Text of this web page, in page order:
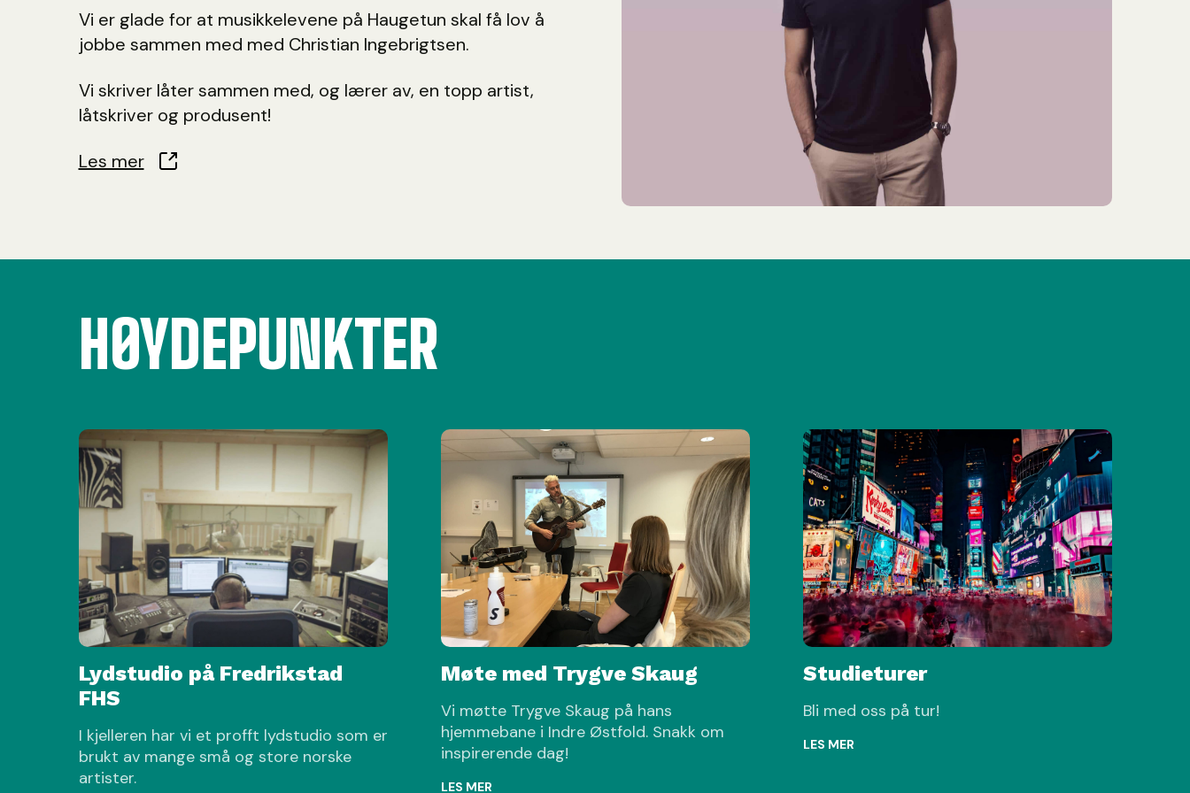
Vi er glade for at musikkelevene på Haugetun skal få lov å
jobbe sammen med med Christian Ingebrigtsen.
Vi skriver låter sammen med, og lærer av, en topp artist,
låtskriver og produsent!
Les mer
HØYDEPUNKTER
Lydstudio på Fredrikstad
FHS
I kjelleren har vi et profft lydstudio som er
brukt av mange små og store norske
artister.
Møte med Trygve Skaug
Vi møtte Trygve Skaug på hans
hjemmebane i Indre Østfold. Snakk om
inspirerende dag!
LES MER
Studieturer
Bli med oss på tur!
LES MER